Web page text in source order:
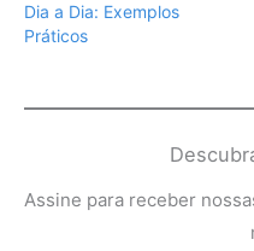
Dia a Dia: Exemplos
Práticos
Assine para receber